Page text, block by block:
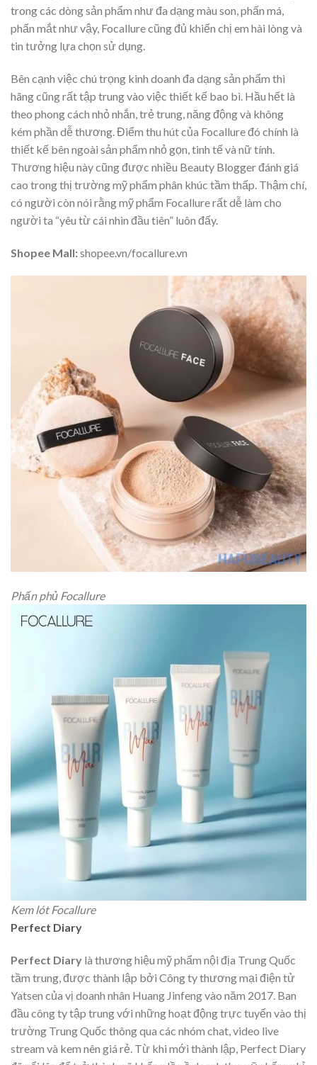
trong các dòng sản phẩm như đa dạng màu son, phấn má,
phấn mắt như vậy, Focallure cũng đủ khiến chị em hài lòng và
tin tưởng lựa chọn sử dụng.
Bên cạnh việc chú trọng kinh doanh đa dạng sản phẩm thì
hãng cũng rất tập trung vào việc thiết kế bao bì. Hầu hết là
theo phong cách nhỏ nhắn, trẻ trung, năng động và không
kém phần dễ thương. Điểm thu hút của Focallure đó chính là
thiết kế bên ngoài sản phẩm nhỏ gọn, tinh tế và nữ tính.
Thương hiệu này cũng được nhiều Beauty Blogger đánh giá
cao trong thị trường mỹ phẩm phân khúc tầm thấp. Thậm chí,
có người còn nói rằng mỹ phẩm Focallure rất dễ làm cho
người ta “yêu từ cái nhìn đầu tiên” luôn đấy.
Shopee Mall:shopee.vn/focallure.vn
Phấn phủ Focallure
Kem lót Focallure
Perfect Diary
Perfect Diary là thương hiệu mỹ phẩm nội địa Trung Quốc
tầm trung, được thành lập bởi Công ty thương mại điện tử
Yatsen của vị doanh nhân Huang Jinfeng vào năm 2017. Ban
đầu công ty tập trung với những hoạt động trực tuyến vào thị
trường Trung Quốc thông qua các nhóm chat, video live
stream và kem nên giá rẻ. Từ khi mới thành lập, Perfect Diary